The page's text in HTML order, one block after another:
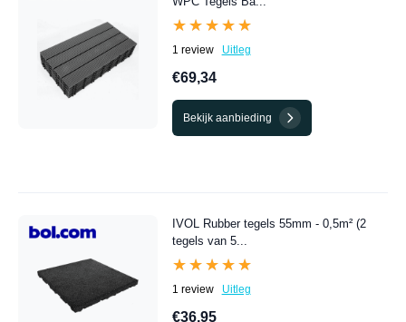
★★★★★
★★★★★
1 review Uitleg
€69,34
Bekijk aanbieding
IVOL Rubber tegels 55mm - 0,5m² (2
tegels van 5...
★★★★★
★★★★★
1 review Uitleg
€36,95